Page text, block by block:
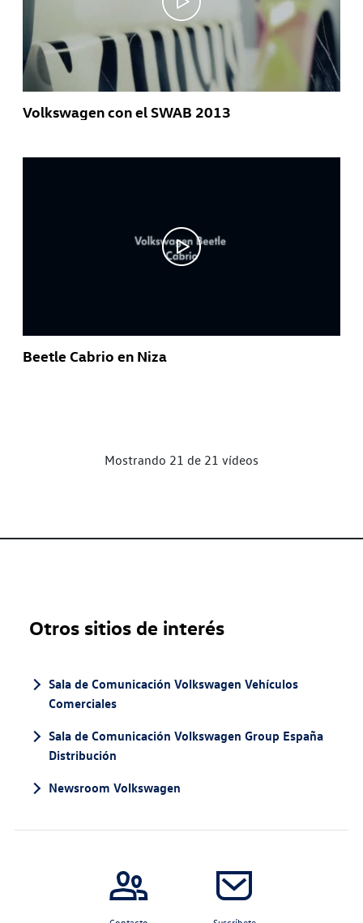
Volkswagen con el SWAB 2013
Beetle Cabrio en Niza
Mostrando 21 de 21 vídeos
Otros sitios de interés
Sala de Comunicación Volkswagen Vehículos
Comerciales
Sala de Comunicación Volkswagen Group España
Distribución
Newsroom Volkswagen